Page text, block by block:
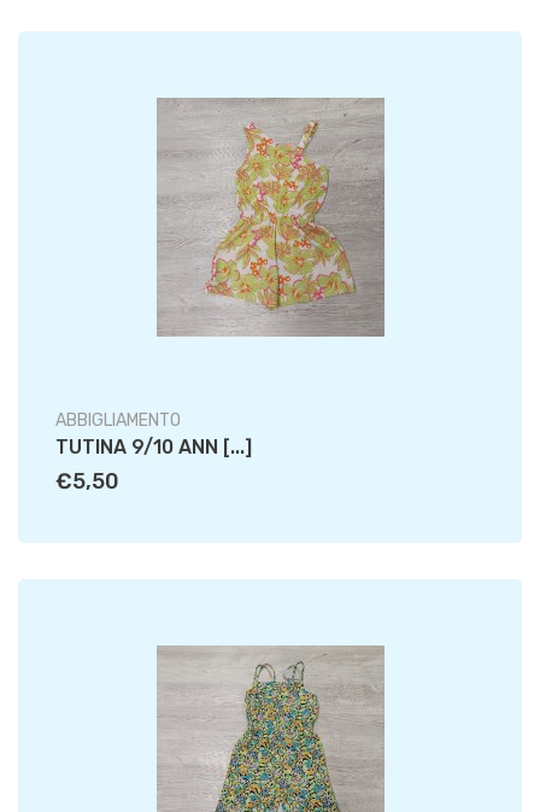
ABBIGLIAMENTO
TUTINA 9/10 ANN [...]
€5,50